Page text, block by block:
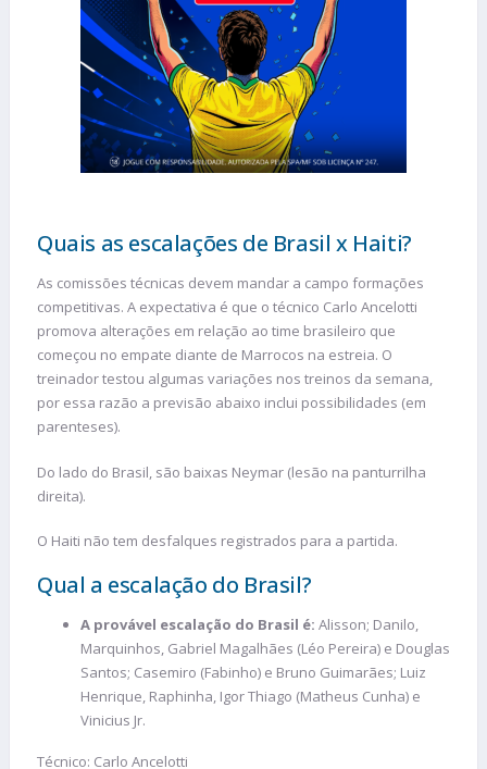
Quais as escalações de Brasil x Haiti?
As comissões técnicas devem mandar a campo formações
competitivas. A expectativa é que o técnico Carlo Ancelotti
promova alterações em relação ao time brasileiro que
começou no empate diante de Marrocos na estreia. O
treinador testou algumas variações nos treinos da semana,
por essa razão a previsão abaixo inclui possibilidades (em
parenteses).
Do lado do Brasil, são baixas Neymar (lesão na panturrilha
direita).
O Haiti não tem desfalques registrados para a partida.
Qual a escalação do Brasil?
A provável escalação do Brasil é: Alisson; Danilo,
Marquinhos, Gabriel Magalhães (Léo Pereira) e Douglas
Santos; Casemiro (Fabinho) e Bruno Guimarães; Luiz
Henrique, Raphinha, Igor Thiago (Matheus Cunha) e
Vinicius Jr.
Técnico: Carlo Ancelotti